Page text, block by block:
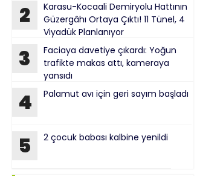
2
Karasu-Kocaali Demiryolu Hattının
Güzergâhı Ortaya Çıktı! 11 Tünel, 4
Viyadük Planlanıyor
3
Faciaya davetiye çıkardı: Yoğun
trafikte makas attı, kameraya
yansıdı
4 Palamut avı için geri sayım başladı
5 2 çocuk babası kalbine yenildi